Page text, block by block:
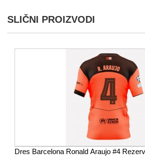
SLIČNI PROIZVODI
Dres Barcelona Ronald Araujo #4